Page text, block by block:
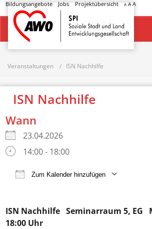
Bildungsangebote Jobs Projektübersicht A AA
Startseite
Veranstaltungen ISN Nachhilfe
ISN Nachhilfe
Wann
23.04.2026
14:00 - 18:00
Zum Kalender hinzufügen
ISN Nachhilfe Seminarraum 5, EG
18:00 Uhr